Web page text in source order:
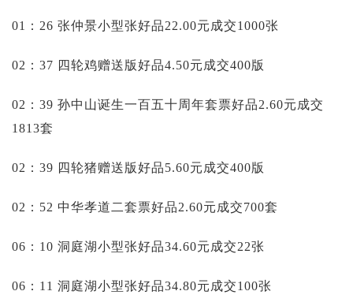
01：26 张仲景小型张好品22.00元成交1000张
02：37 四轮鸡赠送版好品4.50元成交400版
02：39 孙中山诞生一百五十周年套票好品2.60元成交
1813套
02：39 四轮猪赠送版好品5.60元成交400版
02：52 中华孝道二套票好品2.60元成交700套
06：10 洞庭湖小型张好品34.60元成交22张
06：11 洞庭湖小型张好品34.80元成交100张